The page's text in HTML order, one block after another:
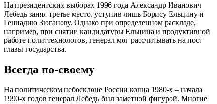
На президентских выборах 1996 года Александр Иванович
Лебедь занял третье место, уступив лишь Борису Ельцину и
Геннадию Зюганову. Однако при определенном раскладе,
например, при снятии кандидатуры Ельцина и продуктивной
работе политтехнологов, генерал мог рассчитывать на пост
главы государства.
Всегда по-своему
На политическом небосклоне России конца 1980-х – начала
1990-х годов генерал Лебедь был заметной фигурой. Многие